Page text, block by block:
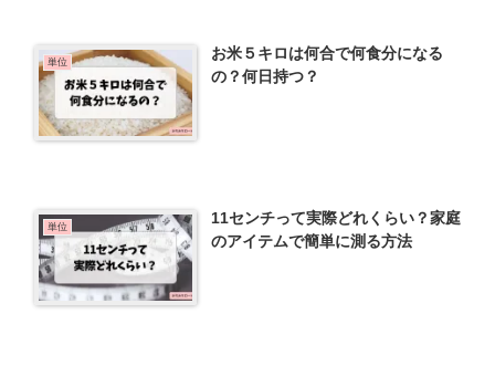
単位
お米５キロは何合で何食分になる
の？何日持つ？
単位
11センチって実際どれくらい？家庭
のアイテムで簡単に測る方法